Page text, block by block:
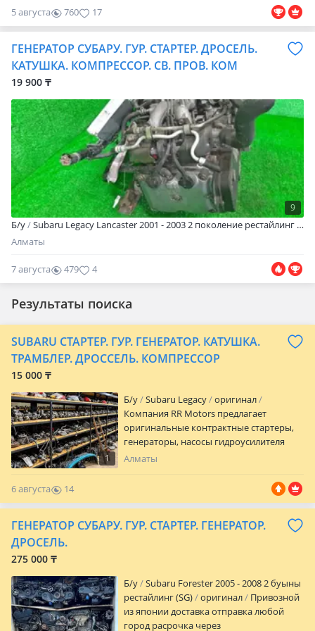
5 августа 760 17
ГЕНЕРАТОР СУБАРУ. ГУР. СТАРТЕР. ДРОСЕЛЬ.
КАТУШКА. КОМПРЕССОР. СВ. ПРОВ. КОМ
19 900 ₸
9
Б/y Subaru Legacy Lancaster 2001 - 2003 2 поколение рестайлинг
Алматы
7 августа 479 4
Результаты поиска
SUBARU СТАРТЕР. ГУР. ГЕНЕРАТОР. КАТУШКА.
ТРАМБЛЕР. ДРОССЕЛЬ. КОМПРЕССОР
15 000 ₸
1
Б/y Subaru Legacy
оригинал
Компания RR Motors предлагает
оригинальные контрактные стартеры,
генераторы, насосы гидроусилителя
руля (ГУР), компрессоры кондиционера,
отличном техническом состоянии. В
наличии запчасти для популярных
моделей: Impreza, Legacy, Outback,
запчасти привезены с автомобилей без
пробега по Казахстану, проходят
обязательную проверку перед
продажей и полностью готовы к
Алматы
6 августа
14
0
ГЕНЕРАТОР СУБАРУ. ГУР. СТАРТЕР. ГЕНЕРАТОР.
ДРОСЕЛЬ.
275 000 ₸
Б/y
Subaru Forester 2005 - 2008 2 буыны
рестайлинг (SG)
оригинал
Привозной
из японии доставка отправка любой
город расрочка через